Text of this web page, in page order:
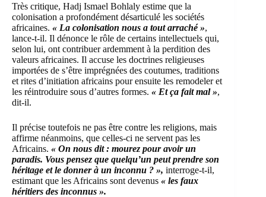
Très critique, Hadj Ismael Bohlaly estime que la
colonisation a profondément désarticulé les sociétés
africaines. « La colonisation nous a tout arraché »,
lance-t-il. Il dénonce le rôle de certains intellectuels qui,
selon lui, ont contribuer ardemment à la perdition des
valeurs africaines. Il accuse les doctrines religieuses
importées de s’être imprégnées des coutumes, traditions
et rites d’initiation africains pour ensuite les remodeler et
les réintroduire sous d’autres formes. « Et ça fait mal »,
dit-il.
Il précise toutefois ne pas être contre les religions, mais
affirme néanmoins, que celles-ci ne servent pas les
Africains. « On nous dit : mourez pour avoir un
paradis. Vous pensez que quelqu’un peut prendre son
héritage et le donner à un inconnu ? », interroge-t-il,
estimant que les Africains sont devenus « les faux
héritiers des inconnus ».